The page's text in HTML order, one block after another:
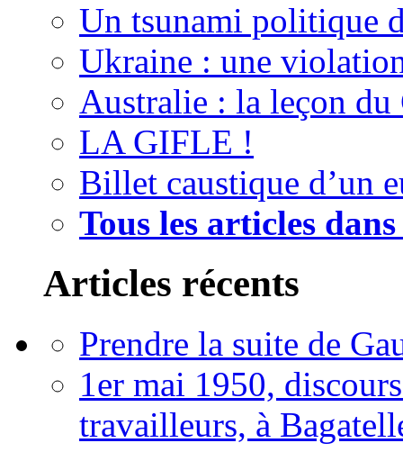
Un tsunami politique
Ukraine : une
Australie : la leçon du
LA GIFLE !
Billet caustique d’un
Tous les articles
Articles récents
Prendre la suite de
1er mai 1950,
travailleurs, à